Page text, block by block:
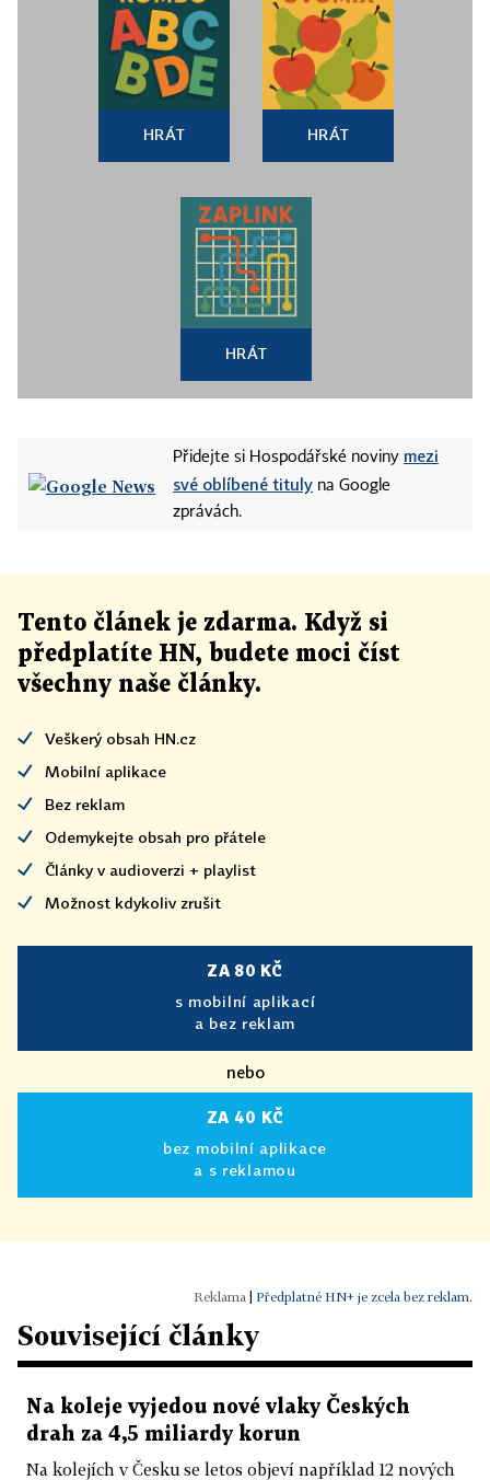
HRÁT HRÁT
HRÁT
Přidejte si Hospodářské noviny mezi
své oblíbené tituly na Google
zprávách.
Tento článek je zdarma. Když si
předplatíte HN, budete moci číst
všechny naše články.
Veškerý obsah HN.cz
Mobilní aplikace
Bez reklam
Odemykejte obsah pro přátele
Články v audioverzi + playlist
Možnost kdykoliv zrušit
ZA 80 KČ
s mobilní aplikací
a bez reklam
nebo
ZA 40 KČ
bez mobilní aplikace
a s reklamou
Předplatné HN+ je zcela bez reklam.
Související články
Na koleje vyjedou nové vlaky Českých
drah za 4,5 miliardy korun
Na kolejích v Česku se letos objeví například 12 nových